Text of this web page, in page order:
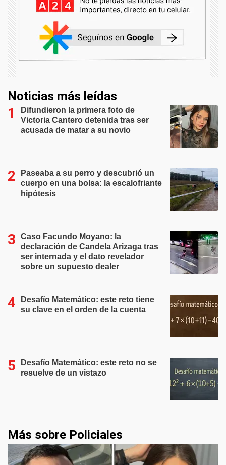
Noticias más leídas
Difundieron la primera foto de
Victoria Cantero detenida tras ser
acusada de matar a su novio
Paseaba a su perro y descubrió un
cuerpo en una bolsa: la escalofriante
hipótesis
Caso Facundo Moyano: la
declaración de Candela Arizaga tras
ser internada y el dato revelador
sobre un supuesto dealer
Desafío Matemático: este reto tiene
su clave en el orden de la cuenta
Desafío Matemático: este reto no se
resuelve de un vistazo
Más sobre Policiales